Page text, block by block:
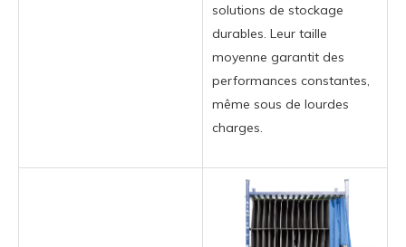
solutions de stockage
durables. Leur taille
moyenne garantit des
performances constantes,
même sous de lourdes
charges.